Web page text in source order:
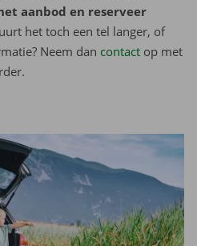
aanbod en reserveer
het toch een tel langer, of
Neem dan contact op met